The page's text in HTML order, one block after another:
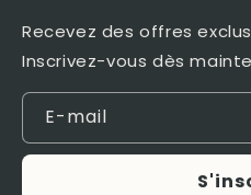
Recevez des offres
Inscrivez-vous dès
E-mail